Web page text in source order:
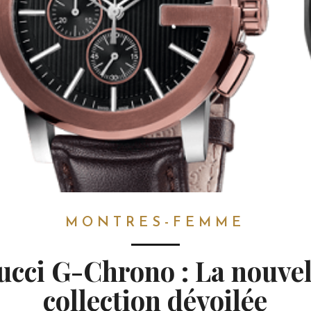
MONTRES-FEMME
G-Chrono : La
collection dévoilée